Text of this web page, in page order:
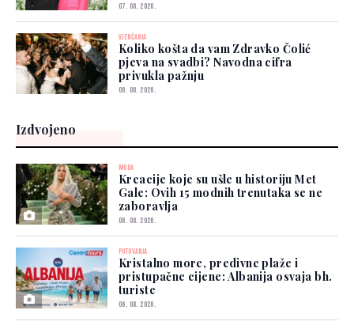
07. 08. 2026.
VJENČANJA
Koliko košta da vam Zdravko Čolić
pjeva na svadbi? Navodna cifra
privukla pažnju
06. 08. 2026.
Izdvojeno
MODA
Kreacije koje su ušle u historiju Met
Gale: Ovih 15 modnih trenutaka se ne
zaboravlja
06. 08. 2026.
PUTOVANJA
Kristalno more, predivne plaže i
pristupačne cijene: Albanija osvaja bh.
turiste
06. 08. 2026.